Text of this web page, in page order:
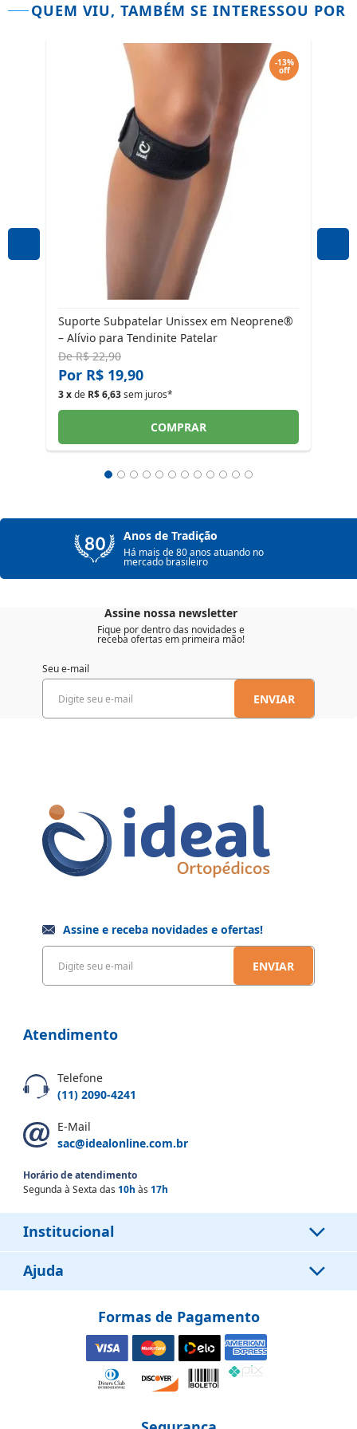
QUEM VIU, TAMBÉM SE INTERESSOU POR
-13%
off
Suporte Subpatelar Unissex em Neoprene®
– Alívio para Tendinite Patelar
DeR$ 22,90
Por R$ 19,90
3 xde R$ 6,63sem juros*
COMPRAR
Anos de Tradição
Há mais de 80 anos atuando no
mercado brasileiro
Assine nossa newsletter
Fique por dentro das novidades e
receba ofertas em primeira mão!
Seu e-mail
ENVIAR
Assine e receba novidades e ofertas!
ENVIAR
Atendimento
Telefone
(11) 2090-4241
E-Mail
sac@idealonline.com.br
Horário de atendimento
Segunda à Sexta das 10h às 17h
Institucional
Ajuda
Formas de Pagamento